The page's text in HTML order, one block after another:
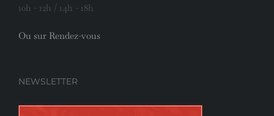
10h - 12h / 14h - 18h
Ou sur Rendez-vous
NEWSLETTER